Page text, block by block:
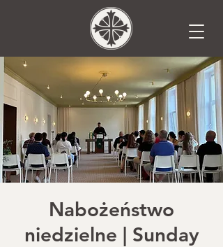
Nabożeństwo
niedzielne | Sunday